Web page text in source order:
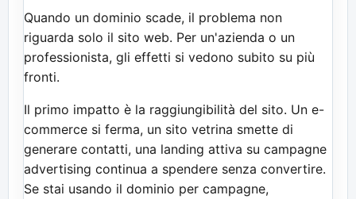
Quando un dominio scade, il problema non
riguarda solo il sito web. Per un'azienda o un
professionista, gli effetti si vedono subito su più
fronti.
Il primo impatto è la raggiungibilità del sito. Un e-
commerce si ferma, un sito vetrina smette di
generare contatti, una landing attiva su campagne
advertising continua a spendere senza convertire.
Se stai usando il dominio per campagne,